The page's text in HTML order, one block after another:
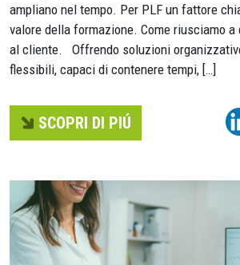
ampliano nel tempo. Per PLF un fattore
valore della formazione. Come riusciamo a
al cliente. Offrendo soluzioni
flessibili, capaci di contenere tempi, […]
SCOPRI DI PIÚ